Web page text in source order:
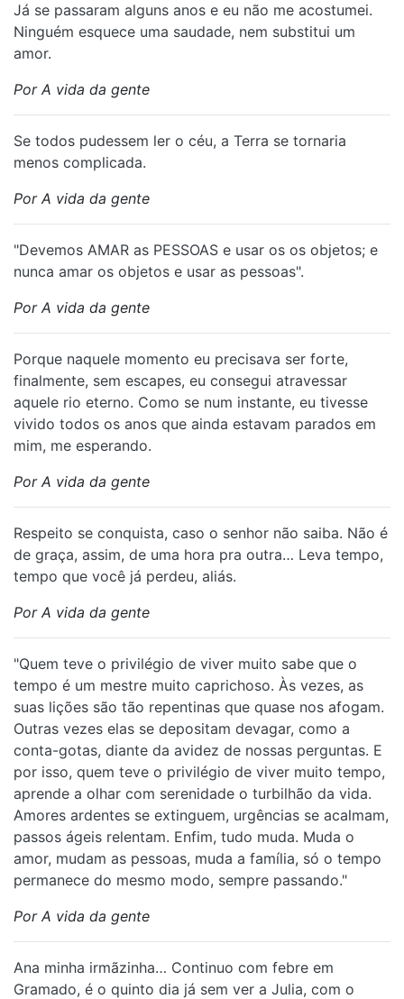
Já se passaram alguns anos e eu não me acostumei.
Ninguém esquece uma saudade, nem substitui um
amor.
Por A vida da gente
Se todos pudessem ler o céu, a Terra se tornaria
menos complicada.
Por A vida da gente
⁠"Devemos AMAR as PESSOAS e usar os os objetos; e
nunca amar os objetos e usar as pessoas".
Por A vida da gente
Porque naquele momento eu precisava ser forte,
finalmente, sem escapes, eu consegui atravessar
aquele rio eterno. Como se num instante, eu tivesse
vivido todos os anos que ainda estavam parados em
mim, me esperando.
Por A vida da gente
Respeito se conquista, caso o senhor não saiba. Não é
de graça, assim, de uma hora pra outra… Leva tempo,
tempo que você já perdeu, aliás.
Por A vida da gente
"Quem teve o privilégio de viver muito sabe que o
tempo é um mestre muito caprichoso. Às vezes, as
suas lições são tão repentinas que quase nos afogam.
Outras vezes elas se depositam devagar, como a
conta-gotas, diante da avidez de nossas perguntas. E
por isso, quem teve o privilégio de viver muito tempo,
aprende a olhar com serenidade o turbilhão da vida.
Amores ardentes se extinguem, urgências se acalmam,
passos ágeis relentam. Enfim, tudo muda. Muda o
amor, mudam as pessoas, muda a família, só o tempo
permanece do mesmo modo, sempre passando."
Por A vida da gente
Ana minha irmãzinha… Continuo com febre em
Gramado, é o quinto dia já sem ver a Julia, com o